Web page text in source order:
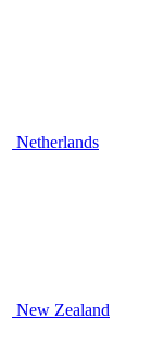
Netherlands
New Zealand